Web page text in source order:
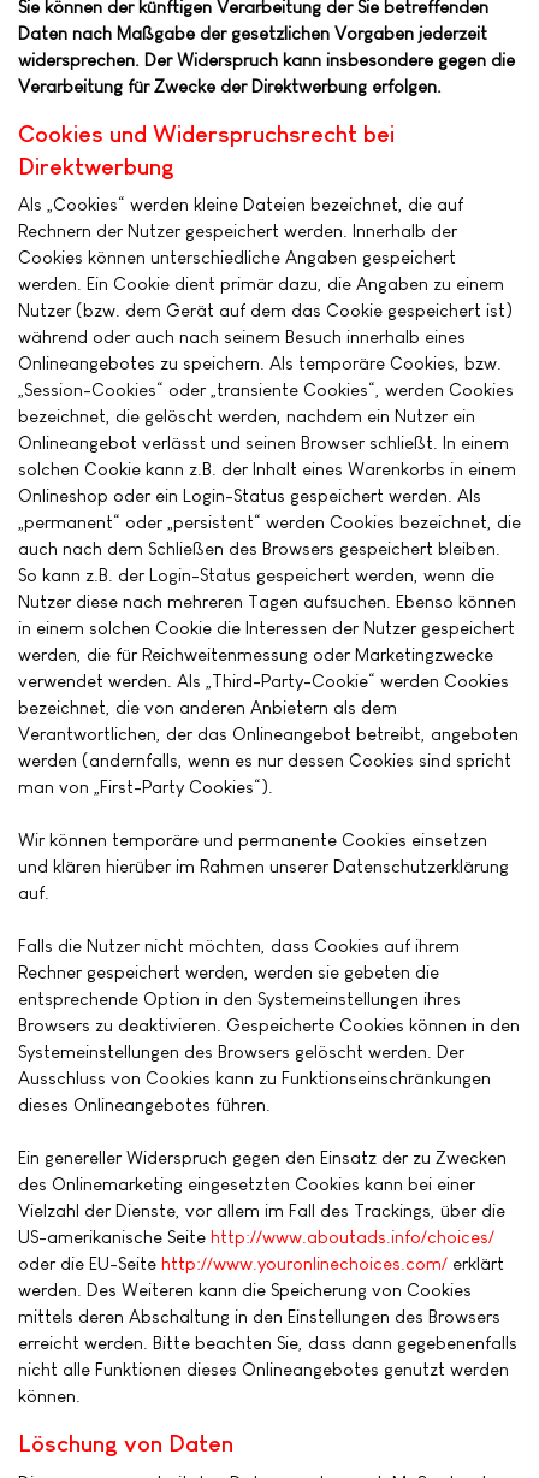
Sie können der künftigen Verarbeitung der Sie betreffenden
Daten nach Maßgabe der gesetzlichen Vorgaben jederzeit
widersprechen. Der Widerspruch kann insbesondere gegen die
Verarbeitung für Zwecke der Direktwerbung erfolgen.
Cookies und Widerspruchsrecht bei
Direktwerbung
Als „Cookies“ werden kleine Dateien bezeichnet, die auf
Rechnern der Nutzer gespeichert werden. Innerhalb der
Cookies können unterschiedliche Angaben gespeichert
werden. Ein Cookie dient primär dazu, die Angaben zu einem
Nutzer (bzw. dem Gerät auf dem das Cookie gespeichert ist)
während oder auch nach seinem Besuch innerhalb eines
Onlineangebotes zu speichern. Als temporäre Cookies, bzw.
„Session-Cookies“ oder „transiente Cookies“, werden Cookies
bezeichnet, die gelöscht werden, nachdem ein Nutzer ein
Onlineangebot verlässt und seinen Browser schließt. In einem
solchen Cookie kann z.B. der Inhalt eines Warenkorbs in einem
Onlineshop oder ein Login-Status gespeichert werden. Als
„permanent“ oder „persistent“ werden Cookies bezeichnet, die
auch nach dem Schließen des Browsers gespeichert bleiben.
So kann z.B. der Login-Status gespeichert werden, wenn die
Nutzer diese nach mehreren Tagen aufsuchen. Ebenso können
in einem solchen Cookie die Interessen der Nutzer gespeichert
werden, die für Reichweitenmessung oder Marketingzwecke
verwendet werden. Als „Third-Party-Cookie“ werden Cookies
bezeichnet, die von anderen Anbietern als dem
Verantwortlichen, der das Onlineangebot betreibt, angeboten
werden (andernfalls, wenn es nur dessen Cookies sind spricht
man von „First-Party Cookies“).
Wir können temporäre und permanente Cookies einsetzen
und klären hierüber im Rahmen unserer Datenschutzerklärung
auf.
Falls die Nutzer nicht möchten, dass Cookies auf ihrem
Rechner gespeichert werden, werden sie gebeten die
entsprechende Option in den Systemeinstellungen ihres
Browsers zu deaktivieren. Gespeicherte Cookies können in den
Systemeinstellungen des Browsers gelöscht werden. Der
Ausschluss von Cookies kann zu Funktionseinschränkungen
dieses Onlineangebotes führen.
Ein genereller Widerspruch gegen den Einsatz der zu Zwecken
des Onlinemarketing eingesetzten Cookies kann bei einer
Vielzahl der Dienste, vor allem im Fall des Trackings, über die
US-amerikanische Seite http://www.aboutads.info/choices/
oder die EU-Seite http://www.youronlinechoices.com/ erklärt
werden. Des Weiteren kann die Speicherung von Cookies
mittels deren Abschaltung in den Einstellungen des Browsers
erreicht werden. Bitte beachten Sie, dass dann gegebenenfalls
nicht alle Funktionen dieses Onlineangebotes genutzt werden
können.
Löschung von Daten